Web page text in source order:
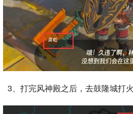
3、打完风神殿之后，去鼓隆城打